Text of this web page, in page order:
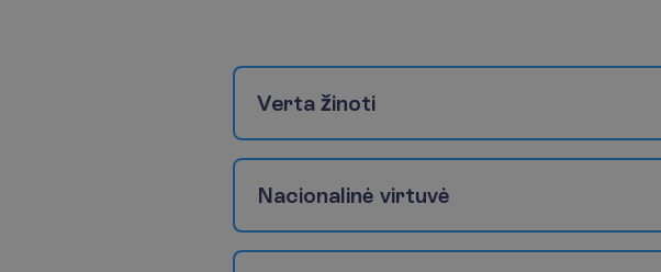
Verta žinoti
Nacionalinė virtuvė